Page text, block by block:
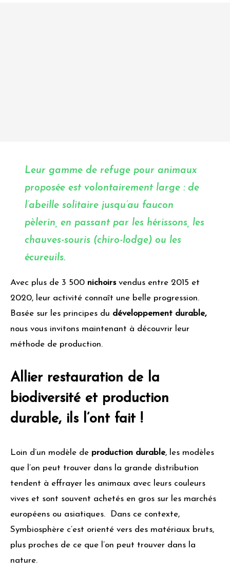
Leur gamme de refuge pour animaux
proposée est volontairement large : de
l’abeille solitaire jusqu’au faucon
pèlerin, en passant par les hérissons, les
chauves-souris (chiro-lodge) ou les
écureuils.
Avec plus de 3 500 nichoirsvendus entre 2015 et
2020, leur activité connaît une belle progression.
Basée sur les principes du développement durable,
nous vous invitons maintenant à découvrir leur
méthode de production.
Allier restauration de la
biodiversité et production
durable, ils l’ont fait !
Loin d’un modèle de production durable, les modèles
que l’on peut trouver dans la grande distribution
tendent à effrayer les animaux avec leurs couleurs
vives et sont souvent achetés en gros sur les marchés
européens ou asiatiques. Dans ce contexte,
Symbiosphère c’est orienté vers des matériaux bruts,
plus proches de ce que l’on peut trouver dans la
nature.